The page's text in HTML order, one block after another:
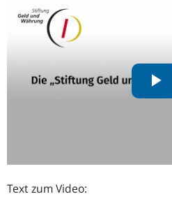
Text zum Video: